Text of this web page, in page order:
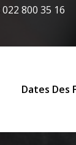
022 800 35 16
Dates Des